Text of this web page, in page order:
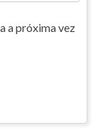
a próxima vez